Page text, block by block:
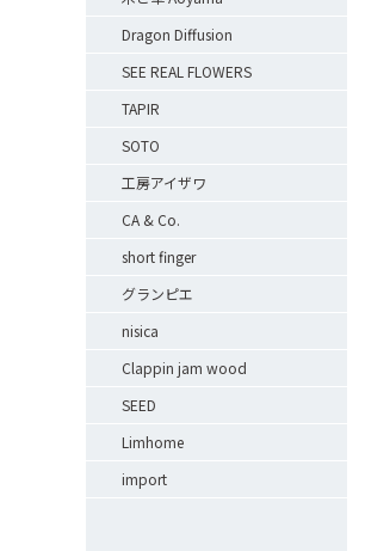
Dragon Diffusion
SEE REAL FLOWERS
TAPIR
SOTO
工房アイザワ
CA & Co.
short finger
グランピエ
nisica
Clappin jam wood
SEED
Limhome
import